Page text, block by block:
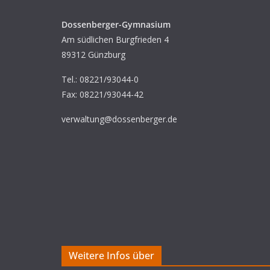
Dossenberger-Gymnasium
Am südlichen Burgfrieden 4
89312 Günzburg
Tel.: 08221/93044-0
Fax: 08221/93044-42
verwaltung@dossenberger.de
Weitere Infos über